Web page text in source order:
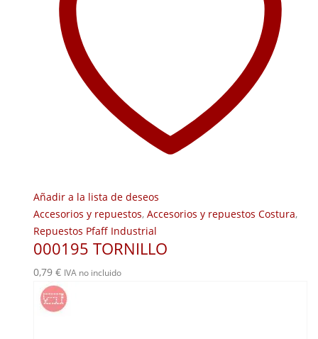
Añadir a la lista de deseos
Accesorios y repuestos, Accesorios y repuestos Costura,
Repuestos Pfaff Industrial
000195 TORNILLO
0,79 € IVA no incluido